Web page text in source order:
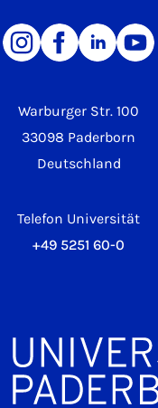
Warburger Str. 100
33098 Paderborn
Deutschland
Telefon Universität
+49 5251 60-0